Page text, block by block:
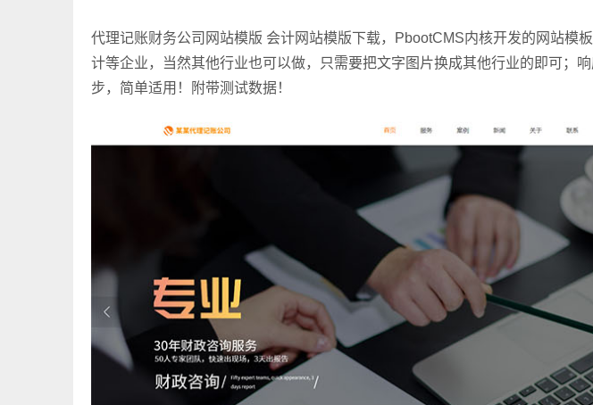
代理记账财务公司网站模版 会计网站模版下载，PbootCMS内核开发的网站模
计等企业，当然其他行业也可以做，只需要把文字图片换成其他行业的即可；
步，简单适用！附带测试数据！